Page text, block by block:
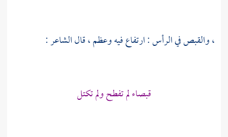
، والقبص في الرأس : ارتفاع فيه وعظم ، قال الشاعر :
قبصاء لم تفطح ولم تكتل